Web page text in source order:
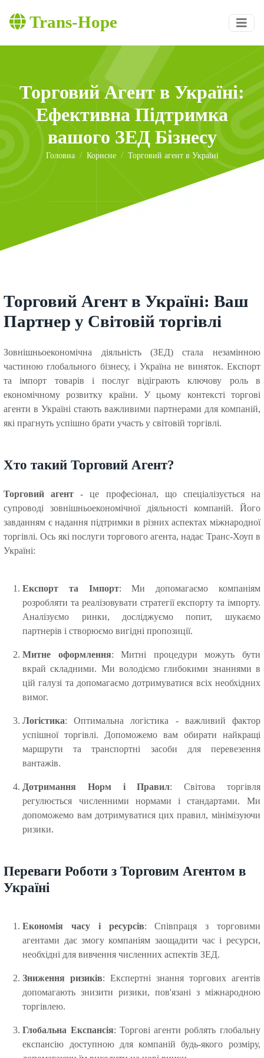
Trans-Hope
Торговий Агент в Україні:
Ефективна Підтримка
вашого ЗЕД Бізнесу
Головна Корисне Торговий агент в Україні
Торговий Агент в Україні: Ваш
Партнер у Світовій торгівлі
Зовнішньоекономічна діяльність (ЗЕД) стала незамінною
частиною глобального бізнесу, і Україна не виняток. Експорт
та імпорт товарів і послуг відіграють ключову роль в
економічному розвитку країни. У цьому контексті торгові
агенти в Україні стають важливими партнерами для компаній,
які прагнуть успішно брати участь у світовій торгівлі.
Хто такий Торговий Агент?
Торговий агент - це професіонал, що спеціалізується на
супроводі зовнішньоекономічної діяльності компаній. Його
завданням є надання підтримки в різних аспектах міжнародної
торгівлі. Ось які послуги торгового агента, надає Транс-Хоуп в
Україні:
Експорт та Імпорт: Ми допомагаємо компаніям
розробляти та реалізовувати стратегії експорту та імпорту.
Аналізуємо ринки, досліджуємо попит, шукаємо
партнерів і створюємо вигідні пропозиції.
Митне оформлення: Митні процедури можуть бути
вкрай складними. Ми володіємо глибокими знаннями в
цій галузі та допомагаємо дотримуватися всіх необхідних
вимог.
Логістика: Оптимальна логістика - важливий фактор
успішної торгівлі. Допоможемо вам обирати найкращі
маршрути та транспортні засоби для перевезення
вантажів.
Дотримання Норм і Правил: Світова торгівля
регулюється численними нормами і стандартами. Ми
допоможемо вам дотримуватися цих правил, мінімізуючи
ризики.
Переваги Роботи з Торговим Агентом в
Україні
Економія часу і ресурсів: Співпраця з торговими
агентами дає змогу компаніям заощадити час і ресурси,
необхідні для вивчення численних аспектів ЗЕД.
Зниження ризиків: Експертні знання торгових агентів
допомагають знизити ризики, пов'язані з міжнародною
торгівлею.
Глобальна Експансія: Торгові агенти роблять глобальну
експансію доступною для компаній будь-якого розміру,